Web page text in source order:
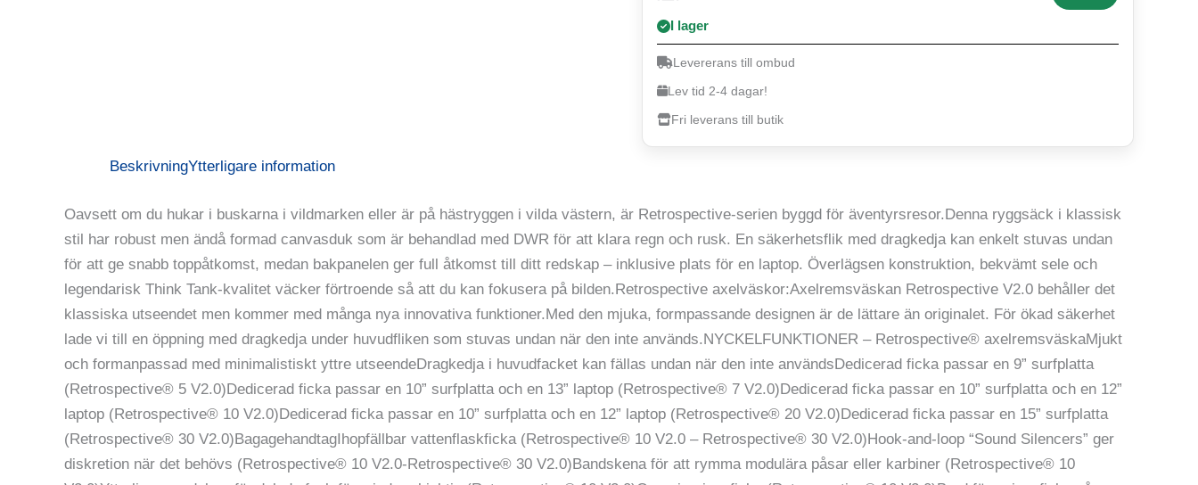
I lager
Levererans till ombud
Lev tid 2-4 dagar!
Fri leverans till butik
BeskrivningYtterligare information
Oavsett om du hukar i buskarna i vildmarken eller är på hästryggen i vilda västern, är Retrospective-serien byggd för äventyrsresor.Denna ryggsäck i klassisk
stil har robust men ändå formad canvasduk som är behandlad med DWR för att klara regn och rusk. En säkerhetsflik med dragkedja kan enkelt stuvas undan
för att ge snabb toppåtkomst, medan bakpanelen ger full åtkomst till ditt redskap – inklusive plats för en laptop. Överlägsen konstruktion, bekvämt sele och
legendarisk Think Tank-kvalitet väcker förtroende så att du kan fokusera på bilden.Retrospective axelväskor:Axelremsväskan Retrospective V2.0 behåller det
klassiska utseendet men kommer med många nya innovativa funktioner.Med den mjuka, formpassande designen är de lättare än originalet. För ökad säkerhet
lade vi till en öppning med dragkedja under huvudfliken som stuvas undan när den inte används.NYCKELFUNKTIONER – Retrospective® axelremsväskaMjukt
och formanpassad med minimalistiskt yttre utseendeDragkedja i huvudfacket kan fällas undan när den inte användsDedicerad ficka passar en 9” surfplatta
(Retrospective® 5 V2.0)Dedicerad ficka passar en 10” surfplatta och en 13” laptop (Retrospective® 7 V2.0)Dedicerad ficka passar en 10” surfplatta och en 12”
laptop (Retrospective® 10 V2.0)Dedicerad ficka passar en 10” surfplatta och en 12” laptop (Retrospective® 20 V2.0)Dedicerad ficka passar en 15” surfplatta
(Retrospective® 30 V2.0)BagagehandtagIhopfällbar vattenflaskficka (Retrospective® 10 V2.0 – Retrospective® 30 V2.0)Hook-and-loop “Sound Silencers” ger
diskretion när det behövs (Retrospective® 10 V2.0-Retrospective® 30 V2.0)Bandskena för att rymma modulära påsar eller karbiner (Retrospective® 10